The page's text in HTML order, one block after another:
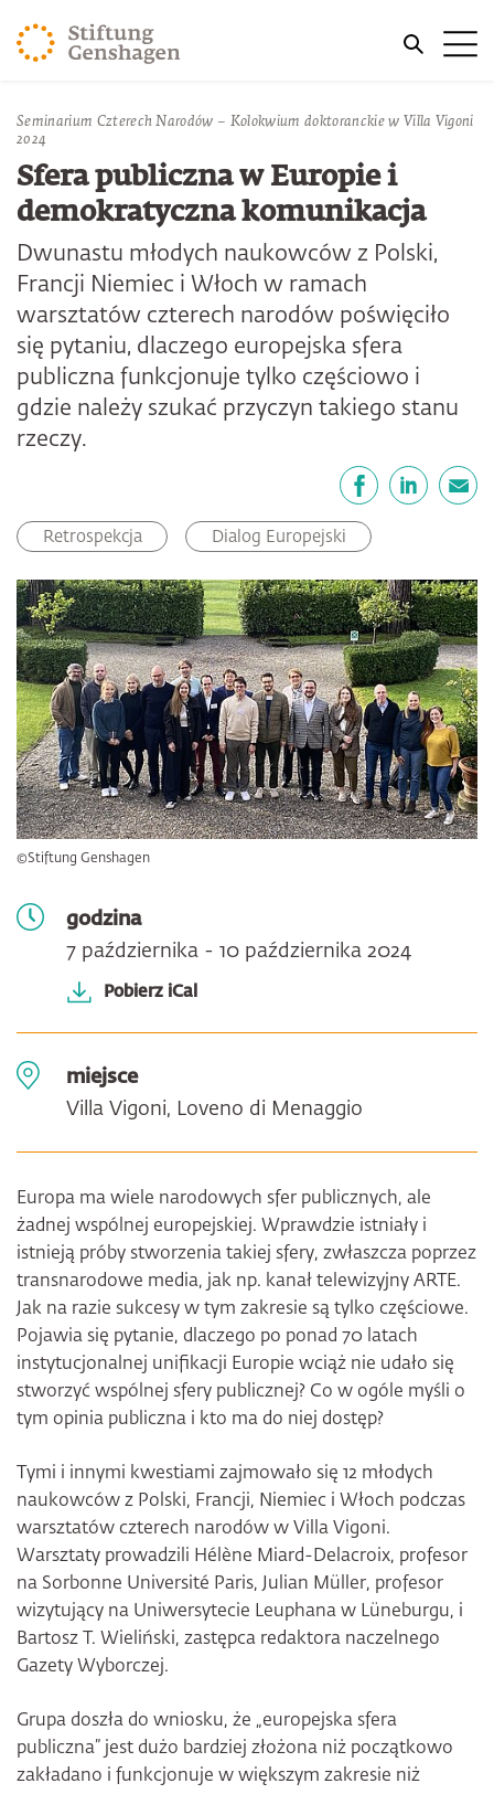
PRZJDŹ DO TREŚCI GŁÓWNEJ
PRZEJDŹ DO WYSZUKIWARKI
Seminarium Czterech Narodów – Kolokwium doktoranckie w Villa Vigoni
2024
Sfera publiczna w Europie i
demokratyczna komunikacja
Dwunastu młodych naukowców z Polski,
Francji Niemiec i Włoch w ramach
warsztatów czterech narodów poświęciło
się pytaniu, dlaczego europejska sfera
publiczna funkcjonuje tylko częściowo i
gdzie należy szukać przyczyn takiego stanu
rzeczy.
Retrospekcja Dialog Europejski
©Stiftung Genshagen
godzina
7 października - 10 października 2024
Pobierz iCal
miejsce
Villa Vigoni, Loveno di Menaggio
Europa ma wiele narodowych sfer publicznych, ale
żadnej wspólnej europejskiej. Wprawdzie istniały i
istnieją próby stworzenia takiej sfery, zwłaszcza poprzez
transnarodowe media, jak np. kanał telewizyjny ARTE.
Jak na razie sukcesy w tym zakresie są tylko częściowe.
Pojawia się pytanie, dlaczego po ponad 70 latach
instytucjonalnej unifikacji Europie wciąż nie udało się
stworzyć wspólnej sfery publicznej? Co w ogóle myśli o
tym opinia publiczna i kto ma do niej dostęp?
Tymi i innymi kwestiami zajmowało się 12 młodych
naukowców z Polski, Francji, Niemiec i Włoch podczas
warsztatów czterech narodów w Villa Vigoni.
Warsztaty prowadzili Hélène Miard-Delacroix, profesor
na Sorbonne Université Paris, Julian Müller, profesor
wizytujący na Uniwersytecie Leuphana w Lüneburgu, i
Bartosz T. Wieliński, zastępca redaktora naczelnego
Gazety Wyborczej.
Grupa doszła do wniosku, że „europejska sfera
publiczna” jest dużo bardziej złożona niż początkowo
zakładano i funkcjonuje w większym zakresie niż